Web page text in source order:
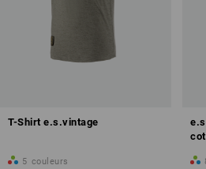
T-Shirt e.s.vintage
5 couleurs